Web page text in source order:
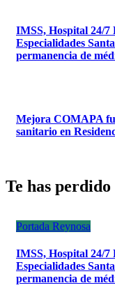
IMSS, Hospital 24/7
Especialidades
permanencia de
Mejora COMAPA
sanitario en
Te has perdido
Portada Reynosa
IMSS, Hospital 24/7
Especialidades
permanencia de